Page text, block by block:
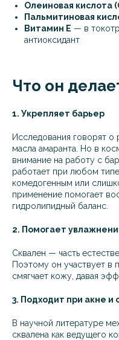
Олеиновая кислота
Пальмитиновая
Витамин Е — в
антиоксидант
Что он
1. Укрепляет барьер
Исследования говорят
масла амаранта. Но в
внимание на работу с
работает при любом
комедогенным или
применение помогает
гидролипидный баланс.
2. Помогает
Сквален — часть
Поэтому он участвует в
смягчает кожу, давая
3. Подходит при акне и
В научной литературе
сквалена как ведущего